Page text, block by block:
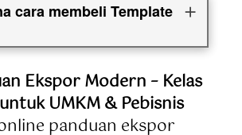
cara membeli Template
Ekspor Modern – Kelas
UMKM & Pebisnis